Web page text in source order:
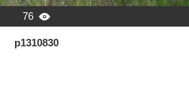
76 
p1310830